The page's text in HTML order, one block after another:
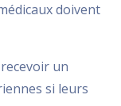
doivent
un
si leurs